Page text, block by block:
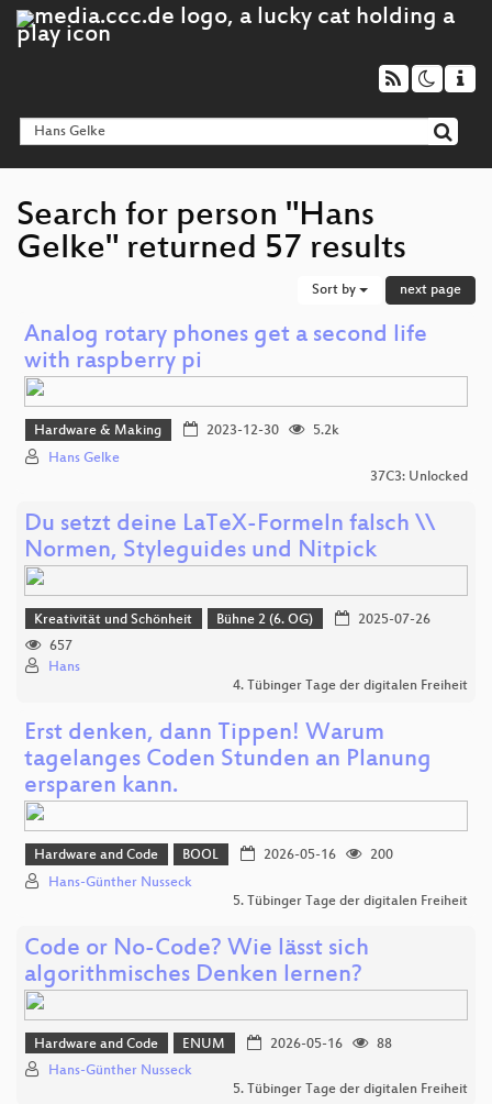
Search for person "Hans
Gelke" returned 57 results
Sort by next page
Analog rotary phones get a second life
with raspberry pi
Hardware & Making 2023-12-30
5.2k
Hans Gelke
37C3: Unlocked
Du setzt deine LaTeX-Formeln falsch \\
Normen, Styleguides und Nitpick
Kreativität und Schönheit Bühne 2 (6. OG)
2025-07-26
657
Hans
4. Tübinger Tage der digitalen Freiheit
Erst denken, dann Tippen! Warum
tagelanges Coden Stunden an Planung
ersparen kann.
Hardware and Code BOOL 2026-05-16
200
Hans-Günther Nusseck
5. Tübinger Tage der digitalen Freiheit
Code or No-Code? Wie lässt sich
algorithmisches Denken lernen?
Hardware and Code ENUM 2026-05-16
88
Hans-Günther Nusseck
5. Tübinger Tage der digitalen Freiheit